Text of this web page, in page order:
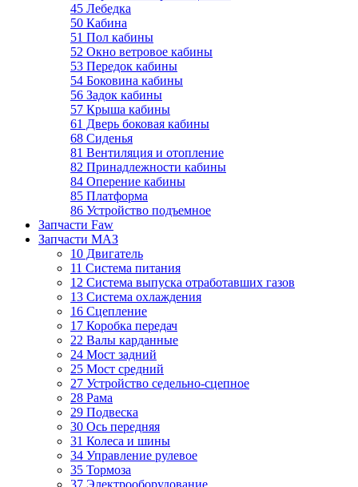
45 Лебедка
50 Кабина
51 Пол кабины
52 Окно ветровое кабины
53 Передок кабины
54 Боковина кабины
56 Задок кабины
57 Крыша кабины
61 Дверь боковая кабины
68 Сиденья
81 Вентиляция и отопление
82 Принадлежности кабины
84 Оперение кабины
85 Платформа
86 Устройство подъемное
Запчасти Faw
Запчасти МАЗ
10 Двигатель
11 Система питания
12 Система выпуска отработавших газов
13 Система охлаждения
16 Сцепление
17 Коробка передач
22 Валы карданные
24 Мост задний
25 Мост средний
27 Устройство седельно-сцепное
28 Рама
29 Подвеска
30 Ось передняя
31 Колеса и шины
34 Управление рулевое
35 Тормоза
37 Электрооборудование